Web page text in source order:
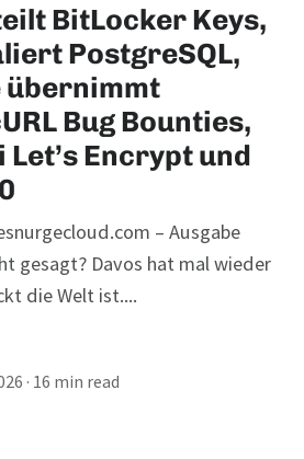
BitLocker Keys,
PostgreSQL,
übernimmt
Bug Bounties,
Let’s Encrypt und
– Ausgabe
gesagt? Davos hat mal wieder
die Welt ist....
· 16 min read